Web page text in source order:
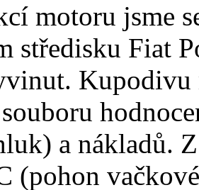
motoru jsme
středisku Fiat
a nákladů.
(pohon